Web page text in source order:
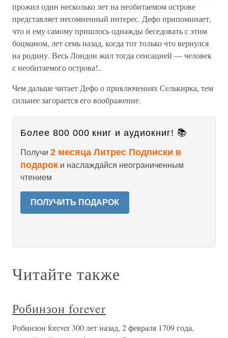
прожил один несколько лет на необитаемом острове
представляет несомненный интерес. Дефо припоминает,
что и ему самому пришлось однажды беседовать с этим
боцманом, лет семь назад, когда тот только что вернулся
на родину. Весь Лондон жил тогда сенсацией — человек
с необитаемого острова!..
Чем дальше читает Дефо о приключениях Селькирка, тем
сильнее загорается его воображение.
Более 800 000 книг и аудиокниг! 📚
Получи 2 месяца Литрес Подписки в
подарок и наслаждайся неограниченным
чтением
ПОЛУЧИТЬ ПОДАРОК
Читайте также
Робинзон forever
Робинзон forever 300 лет назад, 2 февраля 1709 года,